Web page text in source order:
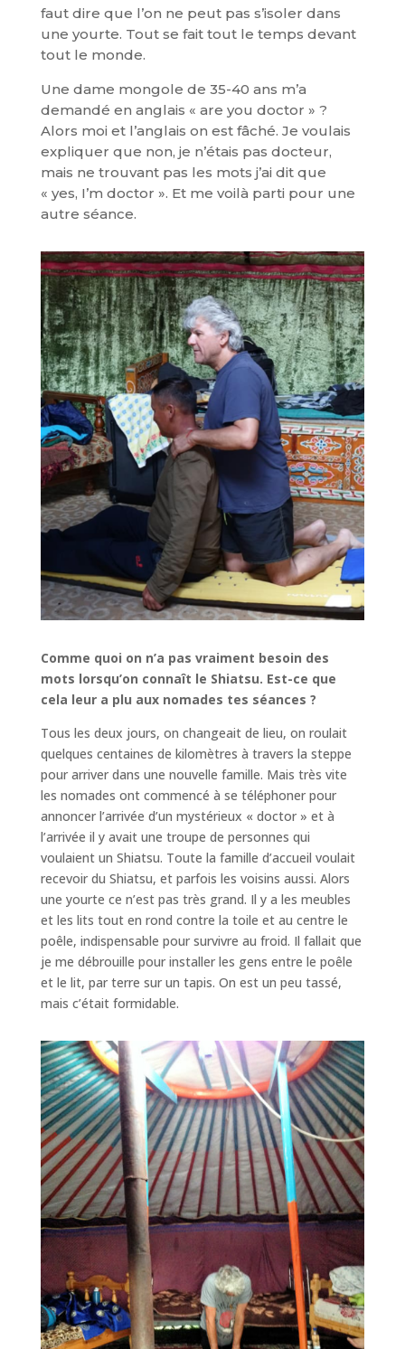
faut dire que l’on ne peut pas s’isoler dans
une yourte. Tout se fait tout le temps devant
tout le monde.
Une dame mongole de 35-40 ans m’a
demandé en anglais « are you doctor » ?
Alors moi et l’anglais on est fâché. Je voulais
expliquer que non, je n’étais pas docteur,
mais ne trouvant pas les mots j’ai dit que
« yes, I’m doctor ». Et me voilà parti pour une
autre séance.
Comme quoi on n’a pas vraiment besoin des
mots lorsqu’on connaît le Shiatsu. Est-ce que
cela leur a plu aux nomades tes séances ?
Tous les deux jours, on changeait de lieu, on roulait
quelques centaines de kilomètres à travers la steppe
pour arriver dans une nouvelle famille. Mais très vite
les nomades ont commencé à se téléphoner pour
annoncer l’arrivée d’un mystérieux « doctor » et à
l’arrivée il y avait une troupe de personnes qui
voulaient un Shiatsu. Toute la famille d’accueil voulait
recevoir du Shiatsu, et parfois les voisins aussi. Alors
une yourte ce n’est pas très grand. Il y a les meubles
et les lits tout en rond contre la toile et au centre le
poêle, indispensable pour survivre au froid. Il fallait que
je me débrouille pour installer les gens entre le poêle
et le lit, par terre sur un tapis. On est un peu tassé,
mais c’était formidable.